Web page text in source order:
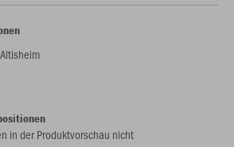
in der Produktvorschau nicht